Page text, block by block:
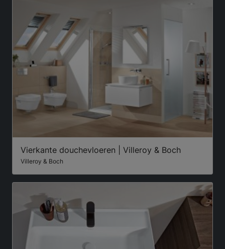
Vierkante douchevloeren | Villeroy & Boch
Villeroy & Boch